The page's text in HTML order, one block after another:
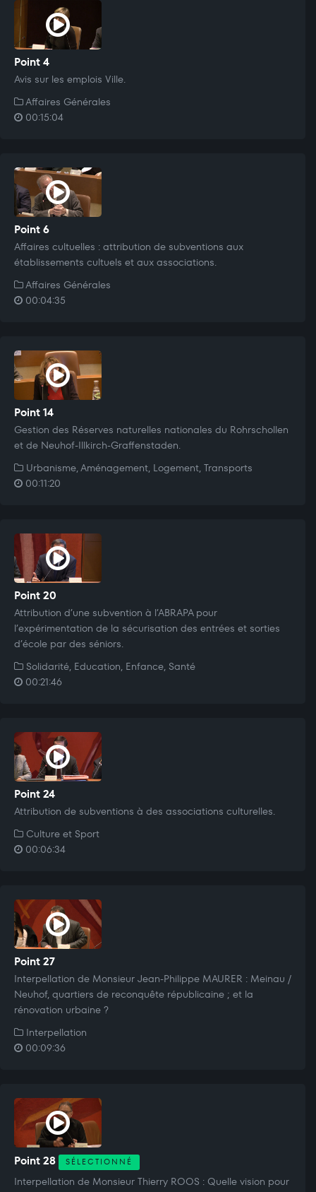
Point 4
Avis sur les emplois Ville.
Affaires Générales
00:15:04
Point 6
Affaires cultuelles : attribution de subventions aux
établissements cultuels et aux associations.
Affaires Générales
00:04:35
Point 14
Gestion des Réserves naturelles nationales du Rohrschollen
et de Neuhof-Illkirch-Graffenstaden.
Urbanisme, Aménagement, Logement, Transports
00:11:20
Point 20
Attribution d’une subvention à l’ABRAPA pour
l’expérimentation de la sécurisation des entrées et sorties
d’école par des séniors.
Solidarité, Education, Enfance, Santé
00:21:46
Point 24
Attribution de subventions à des associations culturelles.
Culture et Sport
00:06:34
Point 27
Interpellation de Monsieur Jean-Philippe MAURER : Meinau /
Neuhof, quartiers de reconquête républicaine ; et la
rénovation urbaine ?
Interpellation
00:09:36
Point 28 SÉLECTIONNÉ
Interpellation de Monsieur Thierry ROOS : Quelle vision pour